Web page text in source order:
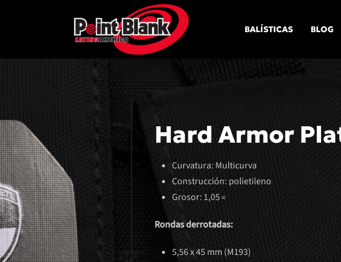
BALÍSTICAS BLOG
Hard Armor
Curvatura: Multicurva
Construcción: polietileno
Grosor: 1,05 «
Rondas derrotadas:
5,56 x 45 mm (M193)